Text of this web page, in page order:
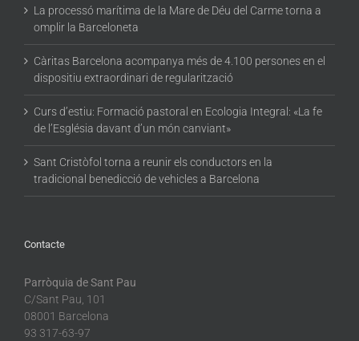
La processó marítima de la Mare de Déu del Carme torna a
omplir la Barceloneta
Càritas Barcelona acompanya més de 4.100 persones en el
dispositiu extraordinari de regularització
Curs d’estiu: Formació pastoral en Ecologia Integral: «La fe
de l’Església davant d’un món canviant»
Sant Cristòfol torna a reunir els conductors en la
tradicional benedicció de vehicles a Barcelona
Contacte
Parròquia de Sant Pau
C/Sant Pau, 101
08001 Barcelona
93 317-63-97